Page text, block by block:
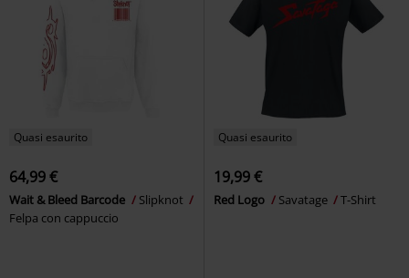
Quasi esaurito
64,99 €
Wait & Bleed Barcode
Slipknot
Felpa con cappuccio
Quasi esaurito
19,99 €
Red Logo Savatage T-Shirt